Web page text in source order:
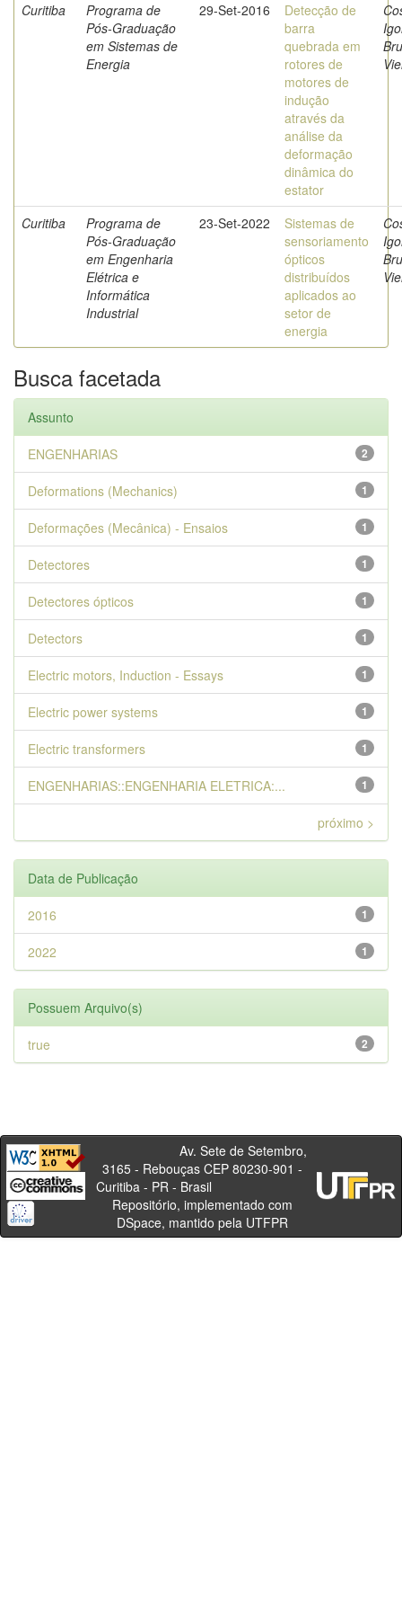
Curitiba
Programa de
Pós-Graduação
em Sistemas de
Energia
29-Set-2016
Detecção de
barra
quebrada em
rotores de
motores de
indução
através da
análise da
deformação
dinâmica do
estator
Curitiba
Programa de
Pós-Graduação
em Engenharia
Elétrica e
Informática
Industrial
23-Set-2022
Sistemas de
sensoriamento
ópticos
distribuídos
aplicados ao
setor de
energia
Busca facetada
Assunto
2
ENGENHARIAS
1
Deformations (Mechanics)
1
Deformações (Mecânica) - Ensaios
1
Detectores
1
Detectores ópticos
1
Detectors
1
Electric motors, Induction - Essays
1
Electric power systems
1
Electric transformers
1
ENGENHARIAS::ENGENHARIA ELETRICA:...
próximo >
Data de Publicação
1
2016
1
2022
Possuem Arquivo(s)
2
true
Av. Sete de Setembro,
3165 - Rebouças CEP 80230-901 -
Curitiba - PR - Brasil
Repositório, implementado com
DSpace, mantido pela UTFPR